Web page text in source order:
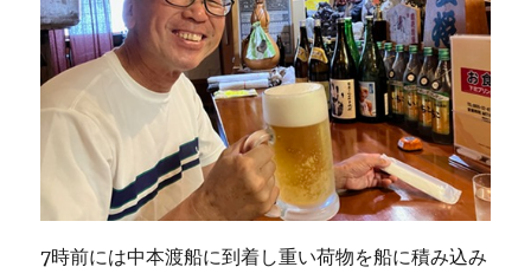
7時前には中本渡船に到着し重い荷物を船に積み込み